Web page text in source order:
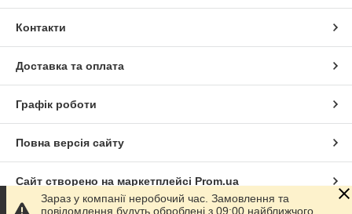
Контакти
Доставка та оплата
Графік роботи
Повна версія сайту
Сайт створено на маркетплейсі Prom.ua
Зараз у компанії неробочий час. Замовлення та
повідомлення будуть оброблені з 09:00 найближчого